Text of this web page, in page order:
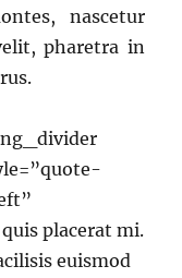
nascetur
pharetra in
placerat mi.
euismod